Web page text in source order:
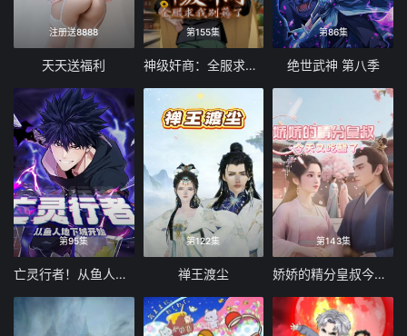
注册送8888
天天送福利
第155集
神级奸商：全服求我别薅了 动态漫画
第86集
绝世武神 第八季
第95集
亡灵行者！从鱼人地下城开始 动态漫画
第122集
禅王渡尘
第143集
娇娇的精分皇叔今天又吃醋了